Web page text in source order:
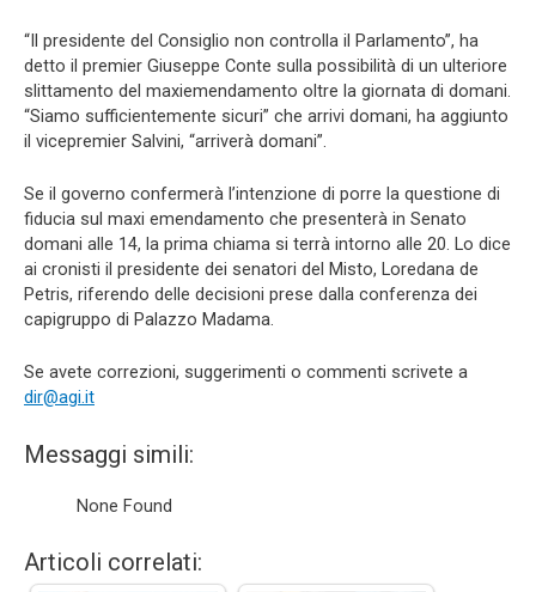
“Il presidente del Consiglio non controlla il Parlamento”, ha
detto il premier Giuseppe Conte sulla possibilità di un ulteriore
slittamento del maxiemendamento oltre la giornata di domani.
“Siamo sufficientemente sicuri” che arrivi domani, ha aggiunto
il vicepremier Salvini, “arriverà domani”.
Se il governo confermerà l’intenzione di porre la questione di
fiducia sul maxi emendamento che presenterà in Senato
domani alle 14, la prima chiama si terrà intorno alle 20. Lo dice
ai cronisti il presidente dei senatori del Misto, Loredana de
Petris, riferendo delle decisioni prese dalla conferenza dei
capigruppo di Palazzo Madama.
Se avete correzioni, suggerimenti o commenti scrivete a
dir@agi.it
Messaggi simili:
None Found
Articoli correlati: